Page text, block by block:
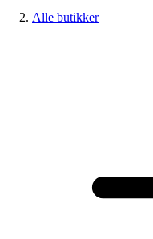
Alle butikker